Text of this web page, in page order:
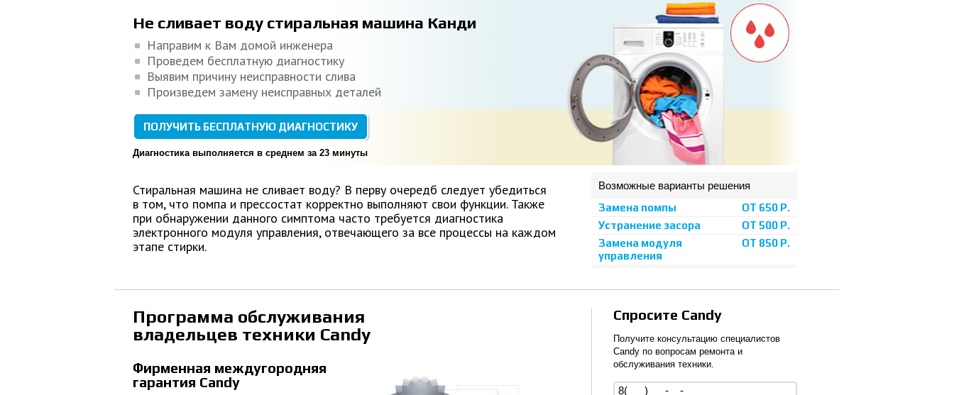
Не сливает воду стиральная машина Канди
Направим к Вам домой инженера
Проведем бесплатную диагностику
Выявим причину неисправности слива
Произведем замену неисправных деталей
ПОЛУЧИТЬ БЕСПЛАТНУЮ ДИАГНОСТИКУ
Диагностика выполняется в среднем за 23 минуты
Стиральная машина не сливает воду? В перву очередб следует убедиться
в том, что помпа и прессостат корректно выполняют свои функции. Также
при обнаружении данного симптома часто требуется диагностика
электронного модуля управления, отвечающего за все процессы на каждом
этапе стирки.
Возможные варианты решения
Замена помпы
ОТ 650 Р.
Устранение засора
ОТ 500 Р.
Замена модуля
управления
ОТ 850 Р.
Программа обслуживания
владельцев техники Candy
Фирменная междугородняя
гарантия Candy
Спросите Candy
Получите консультацию специалистов
Candy по вопросам ремонта и
обслуживания техники.